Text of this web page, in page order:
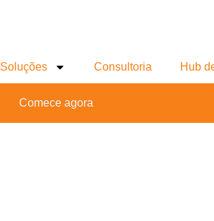
Soluções Consultoria Hub
Comece agora